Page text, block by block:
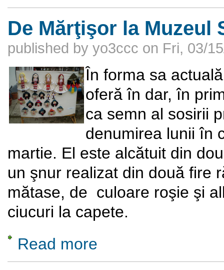
De Mărţişor la Muzeul
published by yo3ccc on Fri, 03/
În forma sa
oferă în dar, în
ca semn al sosirii
denumirea lunii în
martie. El este alcătuit din
un şnur realizat din două fire
mătase, de culoare roşie şi
ciucuri la capete.
Read more